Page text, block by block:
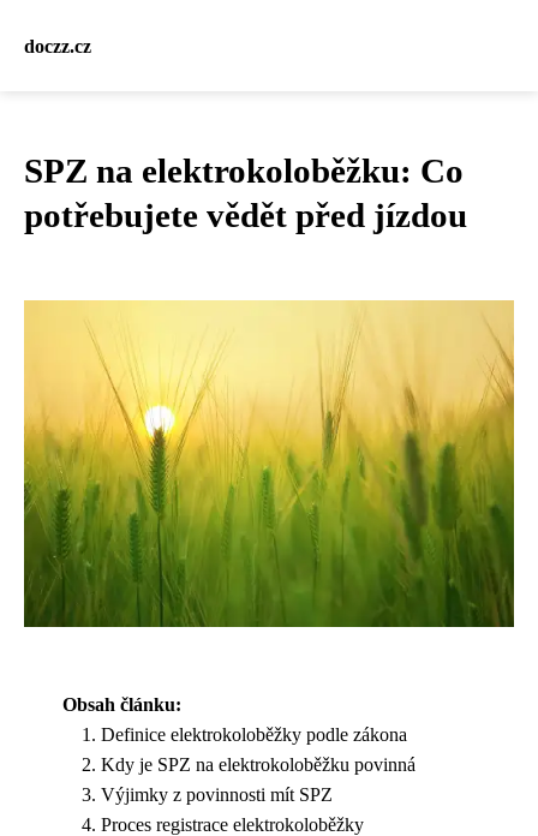
doczz.cz
SPZ na elektrokoloběžku: Co
potřebujete vědět před jízdou
Obsah článku:
Definice elektrokoloběžky podle zákona
Kdy je SPZ na elektrokoloběžku povinná
Výjimky z povinnosti mít SPZ
Proces registrace elektrokoloběžky